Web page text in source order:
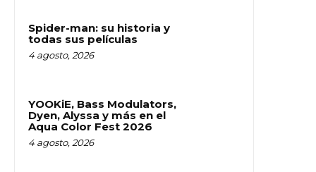
Spider-man: su historia y
todas sus películas
4 agosto, 2026
YOOKiE, Bass Modulators,
Dyen, Alyssa y más en el
Aqua Color Fest 2026
4 agosto, 2026